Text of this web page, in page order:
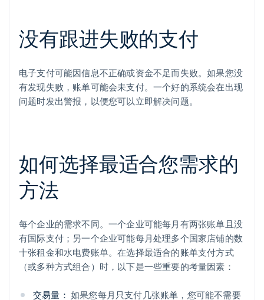
没有跟进失败的支付
电子支付可能因信息不正确或资金不足而失败。如果您没
有发现失败，账单可能会未支付。一个好的系统会在出现
问题时发出警报，以便您可以立即解决问题。
如何选择最适合您需求的
方法
每个企业的需求不同。一个企业可能每月有两张账单且没
有国际支付；另一个企业可能每月处理多个国家店铺的数
十张租金和水电费账单。在选择最适合的账单支付方式
（或多种方式组合）时，以下是一些重要的考量因素：
交易量： 如果您每月只支付几张账单，您可能不需要